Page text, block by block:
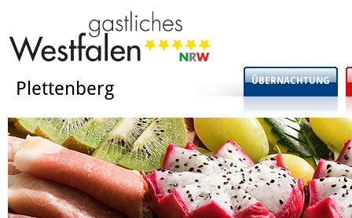
Plettenberg ÜBERNACHTUNG